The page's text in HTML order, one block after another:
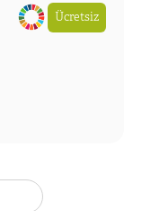
Ücretsiz